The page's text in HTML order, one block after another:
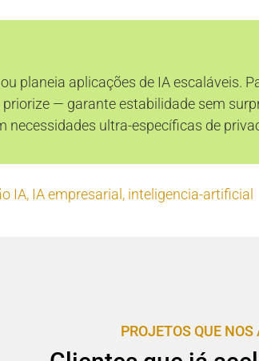
planeia aplicações de IA escaláveis.
— garante estabilidade sem
necessidades ultra-específicas de
IA, IA empresarial, inteligencia-artificial
PROJETOS QUE